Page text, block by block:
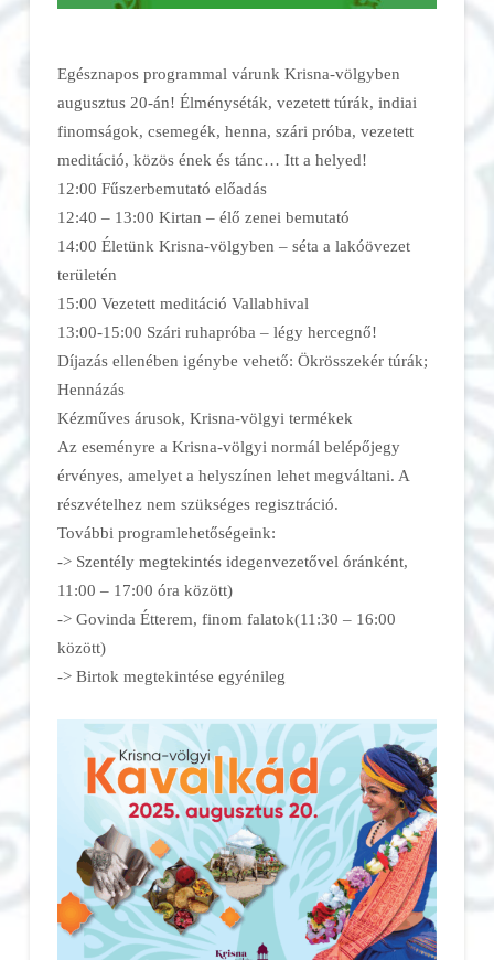
Egésznapos programmal várunk Krisna-völgyben
augusztus 20-án! Élményséták, vezetett túrák, indiai
finomságok, csemegék, henna, szári próba, vezetett
meditáció, közös ének és tánc… Itt a helyed!
12:00 Fűszerbemutató előadás
12:40 – 13:00 Kirtan – élő zenei bemutató
14:00 Életünk Krisna-völgyben – séta a lakóövezet
területén
15:00 Vezetett meditáció Vallabhival
13:00-15:00 Szári ruhapróba – légy hercegnő!
Díjazás ellenében igénybe vehető: Ökrösszekér túrák;
Hennázás
Kézműves árusok, Krisna-völgyi termékek
Az eseményre a Krisna-völgyi normál belépőjegy
érvényes, amelyet a helyszínen lehet megváltani. A
részvételhez nem szükséges regisztráció.
További programlehetőségeink:
-> Szentély megtekintés idegenvezetővel óránként,
11:00 – 17:00 óra között)
-> Govinda Étterem, finom falatok(11:30 – 16:00
között)
-> Birtok megtekintése egyénileg